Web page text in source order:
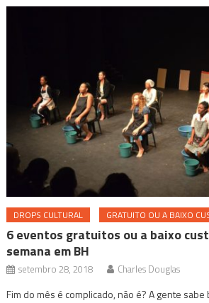
DROPS CULTURAL GRATUITO OU A BAIXO
6 eventos gratuitos ou a baixo
semana em BH
setembro 28, 2018 Charles Douglas
Fim do mês é complicado, não é? A gente